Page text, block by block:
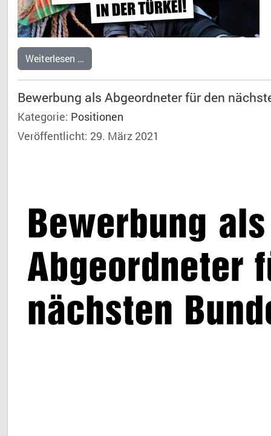
Dr.
Weiterlesen …
Bewerbung als Abgeordneter für den
Kategorie: Positionen
Veröffentlicht: 29. März 2021